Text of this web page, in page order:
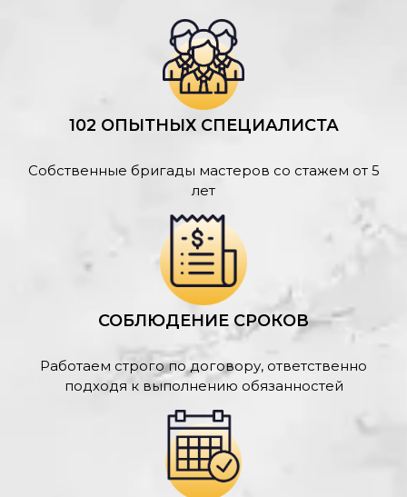
102 ОПЫТНЫХ СПЕЦИАЛИСТА
Собственные бригады мастеров со стажем от 5
лет
СОБЛЮДЕНИЕ СРОКОВ
Работаем строго по договору, ответственно
подходя к выполнению обязанностей